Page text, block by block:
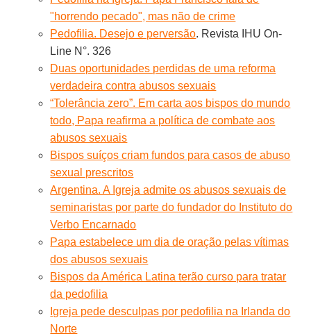
"horrendo pecado", mas não de crime
Pedofilia. Desejo e perversão. Revista IHU On-
Line N°. 326
Duas oportunidades perdidas de uma reforma
verdadeira contra abusos sexuais
“Tolerância zero”. Em carta aos bispos do mundo
todo, Papa reafirma a política de combate aos
abusos sexuais
Bispos suíços criam fundos para casos de abuso
sexual prescritos
Argentina. A Igreja admite os abusos sexuais de
seminaristas por parte do fundador do Instituto do
Verbo Encarnado
Papa estabelece um dia de oração pelas vítimas
dos abusos sexuais
Bispos da América Latina terão curso para tratar
da pedofilia
Igreja pede desculpas por pedofilia na Irlanda do
Norte